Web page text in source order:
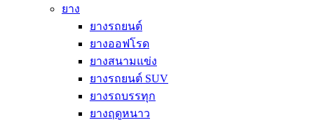
ยาง
ยางรถยนต์
ยางออฟโรด
ยางสนามแข่ง
ยางรถยนต์ SUV
ยางรถบรรทุก
ยางฤดูหนาว